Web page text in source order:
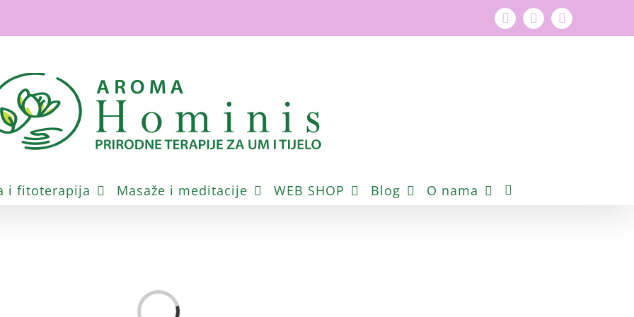
FacebookYouTubeInstagram
i fitoterapija Masaže i meditacije WEB SHOP Blog O nama